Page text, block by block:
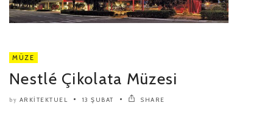
MÜZE
Nestlé Çikolata Müzesi
by ARKITEKTUEL 13 ŞUBAT SHARE